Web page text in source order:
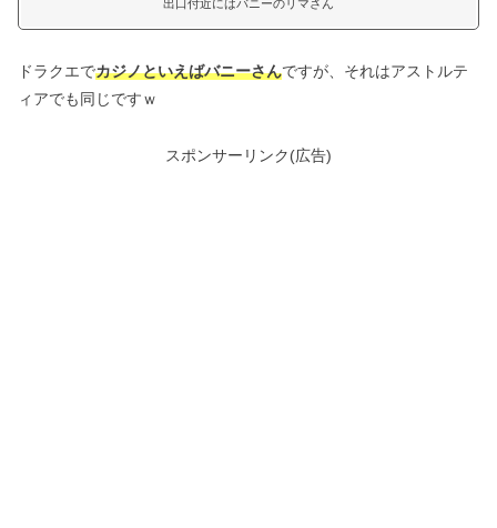
出口付近にはバニーのリマさん
ドラクエでカジノといえばバニーさんですが、それはアストルテ
ィアでも同じですｗ
スポンサーリンク(広告)